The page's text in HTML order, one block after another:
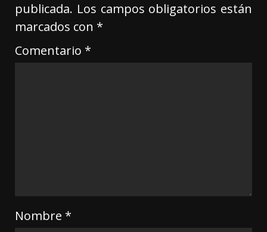
publicada. Los campos obligatorios están
marcados con *
Comentario *
Nombre *